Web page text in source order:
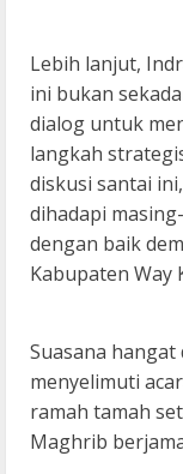
Lebih lanjut,
ini bukan
dialog untuk
langkah
diskusi santai
dihadapi
dengan baik
Kabupaten Way
Suasana
menyelimuti
ramah tamah
Maghrib